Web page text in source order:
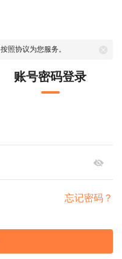
照协议为您服务。
账号密码登录
忘记密码？